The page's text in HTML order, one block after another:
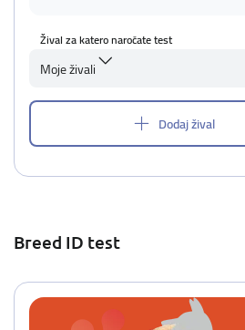
Žival za katero naročate test
Moje živali
Dodaj žival
Breed ID test